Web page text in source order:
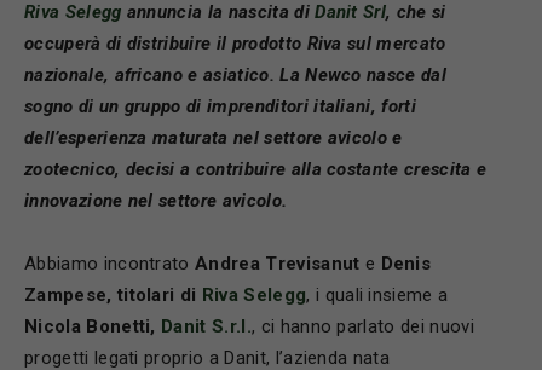
Riva Selegg annuncia la nascita diDanit Srl, che si
occuperà di distribuire il prodotto Riva sul mercato
nazionale, africano e asiatico. La Newco nasce dal
sogno di un gruppo di imprenditori italiani, forti
dell’esperienza maturata nel settore avicolo e
zootecnico, decisi a contribuire alla costante crescita e
innovazione nel settore avicolo.
Abbiamo incontratoAndrea Trevisanut e Denis
Zampese, titolari di Riva Selegg, i quali insieme a
Nicola Bonetti, Danit S.r.l., ci hanno parlato dei nuovi
progetti legati proprio a Danit, l’azienda nata